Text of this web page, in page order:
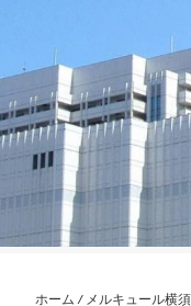
ホーム メルキュール横